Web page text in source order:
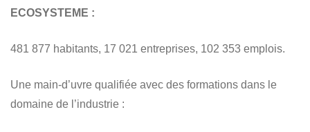
ECOSYSTEME :
481 877 habitants, 17 021 entreprises, 102 353 emplois.
Une main-d’uvre qualifiée avec des formations dans le
domaine de l’industrie :